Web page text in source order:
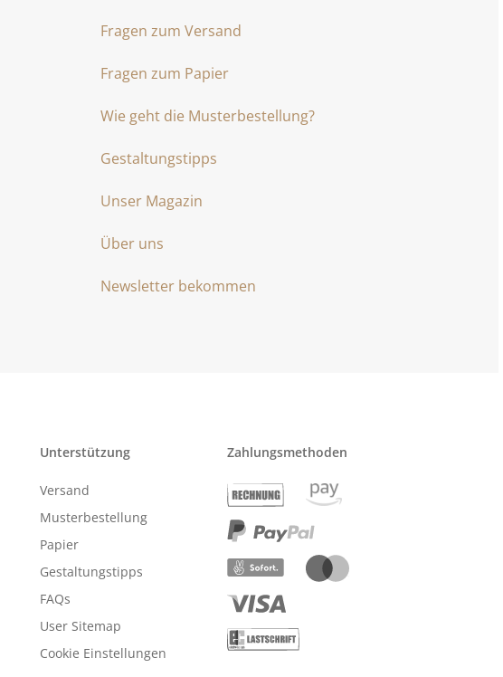
Fragen zum Versand
Fragen zum Papier
Wie geht die Musterbestellung?
Gestaltungstipps
Unser Magazin
Über uns
Newsletter bekommen
Unterstützung
Versand
Musterbestellung
Papier
Gestaltungstipps
FAQs
User Sitemap
Cookie Einstellungen
Zahlungsmethoden